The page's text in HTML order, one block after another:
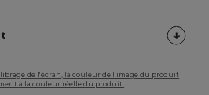
de l'écran, la couleur de l'image du produit
à la couleur réelle du produit.